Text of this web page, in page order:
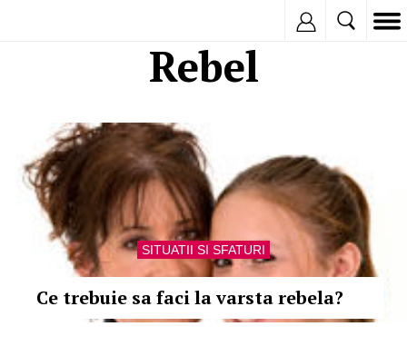
Rebel
SITUATII SI SFATURI
Ce trebuie sa faci la varsta rebela?